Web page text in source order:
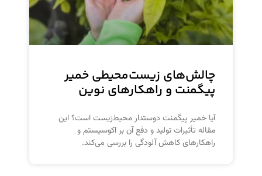
چالش‌های زیست‌محیطی خمیر
پیگمنت و راهکارهای نوین
آیا خمیر پیگمنت دوستدار محیط‌زیست است؟ این
مقاله تأثیرات تولید و دفع آن بر اکوسیستم و
راهکارهای کاهش آلودگی را بررسی می‌کند.